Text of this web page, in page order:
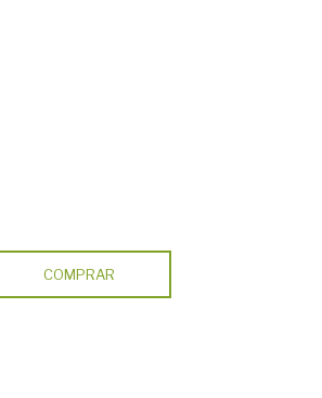
COMPRAR